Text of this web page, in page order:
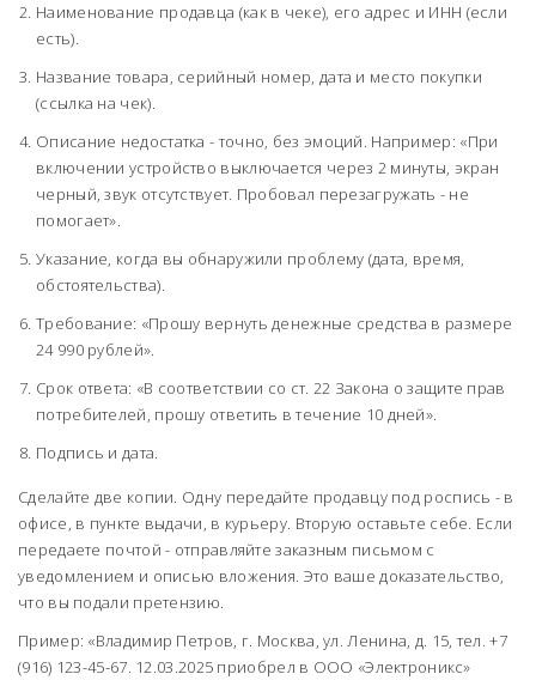
Наименование продавца (как в чеке), его адрес и ИНН (если
есть).
Название товара, серийный номер, дата и место покупки
(ссылка на чек).
Описание недостатка - точно, без эмоций. Например: «При
включении устройство выключается через 2 минуты, экран
черный, звук отсутствует. Пробовал перезагружать - не
помогает».
Указание, когда вы обнаружили проблему (дата, время,
обстоятельства).
Требование: «Прошу вернуть денежные средства в размере
24 990 рублей».
Срок ответа: «В соответствии со ст. 22 Закона о защите прав
потребителей, прошу ответить в течение 10 дней».
Подпись и дата.
Сделайте две копии. Одну передайте продавцу под роспись - в
офисе, в пункте выдачи, в курьеру. Вторую оставьте себе. Если
передаете почтой - отправляйте заказным письмом с
уведомлением и описью вложения. Это ваше доказательство,
что вы подали претензию.
Пример: «Владимир Петров, г. Москва, ул. Ленина, д. 15, тел. +7
(916) 123-45-67. 12.03.2025 приобрел в ООО «Электроникс»